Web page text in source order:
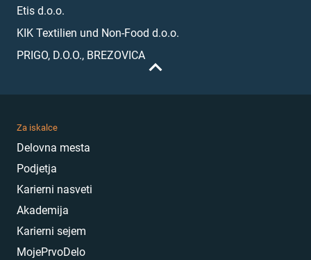
Etis d.o.o.
KIK Textilien und Non-Food d.o.o.
PRIGO, D.O.O., BREZOVICA
Za iskalce
Delovna mesta
Podjetja
Karierni nasveti
Akademija
Karierni sejem
MojePrvoDelo